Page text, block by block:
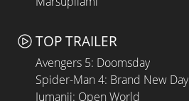
TOP TRAILER
Avengers 5: Doomsday
Spider-Man 4: Brand New Day
Jumanji: Open World